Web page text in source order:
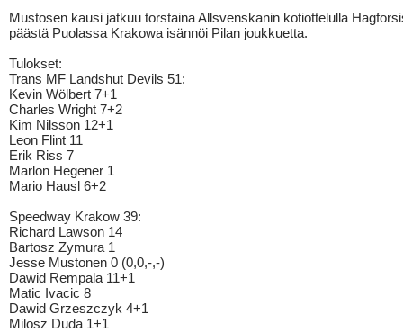
Mustosen kausi jatkuu torstaina Allsvenskanin kotiottelulla
päästä Puolassa Krakowa isännöi Pilan joukkuetta.
Tulokset:
Trans MF Landshut Devils 51:
Kevin Wölbert 7+1
Charles Wright 7+2
Kim Nilsson 12+1
Leon Flint 11
Erik Riss 7
Marlon Hegener 1
Mario Hausl 6+2
Speedway Krakow 39:
Richard Lawson 14
Bartosz Zymura 1
Jesse Mustonen 0 (0,0,-,-)
Dawid Rempala 11+1
Matic Ivacic 8
Dawid Grzeszczyk 4+1
Milosz Duda 1+1